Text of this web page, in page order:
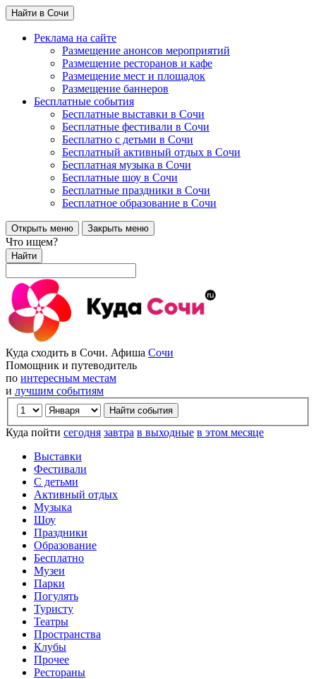
Найти в Сочи
Реклама на сайте
Размещение анонсов мероприятий
Размещение ресторанов и кафе
Размещение мест и площадок
Размещение баннеров
Бесплатные события
Бесплатные выставки в Сочи
Бесплатные фестивали в Сочи
Бесплатно с детьми в Сочи
Бесплатный активный отдых в Сочи
Бесплатная музыка в Сочи
Бесплатные шоу в Сочи
Бесплатные праздники в Сочи
Бесплатное образование в Сочи
Открыть меню Закрыть меню
Что ищем?
Найти
Куда сходить в Сочи. Афиша Сочи
Помощник и путеводитель
по интересным местам
и лучшим событиям
Куда пойти сегодня завтра в выходные в этом месяце
Выставки
Фестивали
С детьми
Активный отдых
Музыка
Шоу
Праздники
Образование
Бесплатно
Музеи
Парки
Погулять
Туристу
Театры
Пространства
Клубы
Прочее
Рестораны